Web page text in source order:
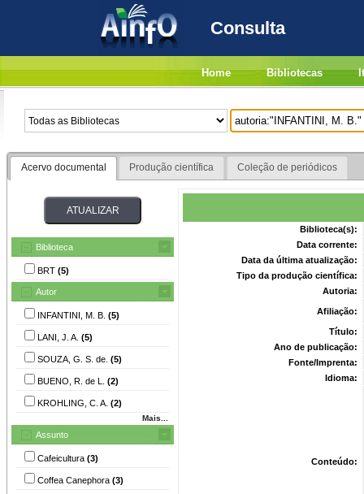
Consulta
Home Bibliotecas
Acervo documental Produção científica Coleção de periódicos
Biblioteca
BRT (5)
Autor
INFANTINI, M. B. (5)
LANI, J. A. (5)
SOUZA, G. S. de. (5)
BUENO, R. de L. (2)
KROHLING, C. A. (2)
Mais...
Assunto
Cafeicultura (3)
Coffea Canephora (3)
Biblioteca(s):
Data corrente:
Data da última atualização:
Tipo da produção científica:
Autoria:
Afiliação:
Título:
Ano de publicação:
Fonte/Imprenta:
Idioma:
Conteúdo: